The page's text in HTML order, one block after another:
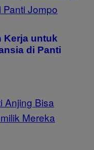
Kerja untuk
di Panti